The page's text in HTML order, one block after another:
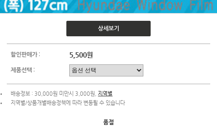
상세보기
할인판매가 : 5,500원
제품선택 :
배송정보 : 30,000원 미만시 3,000원,지역별
지역별/상품개별배송정책에 따라 변동될 수 있습니다
품절